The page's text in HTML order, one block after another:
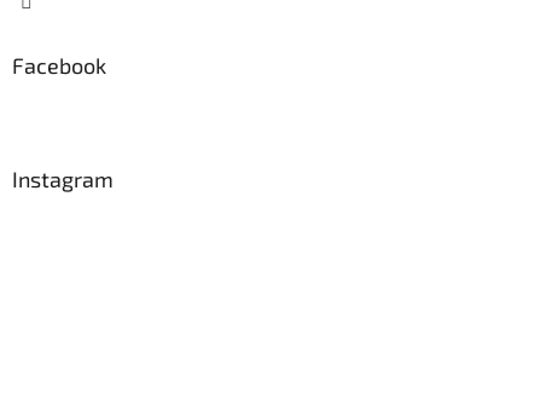
Facebook
Instagram